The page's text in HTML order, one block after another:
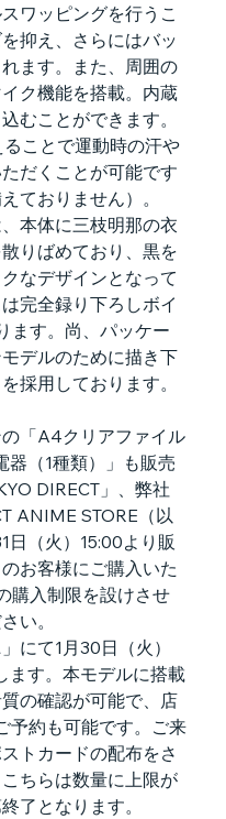
ワッピングを行うこ
抑え、さらにはバッ
ます。また、周囲の
ク機能を搭載。内蔵
むことができます。
ことで運動時の汗や
だくことが可能です
ておりません）。
本体に三枝明那の衣
りばめており、黒を
なデザインとなって
完全録り下ろしボイ
ます。尚、パッケー
デルのために描き下
採用しております。
「A4クリアファイル
器（1種類）」も販売
DIRECT」、弊社
ANIME STORE（以
日（火）15:00より販
お客様にご購入いた
購入制限を設けさせ
い。
にて1月30日（火）
ます。本モデルに搭載
の確認が可能で、店
予約も可能です。ご来
トカードの配布をさ
ちらは数量に上限が
了となります。